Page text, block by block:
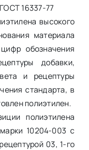
16337-77
высокого
материала
обозначения
добавки,
и рецептуры
стандарта, в
полиэтилен.
полиэтилена
10204-003 с
03, 1-го